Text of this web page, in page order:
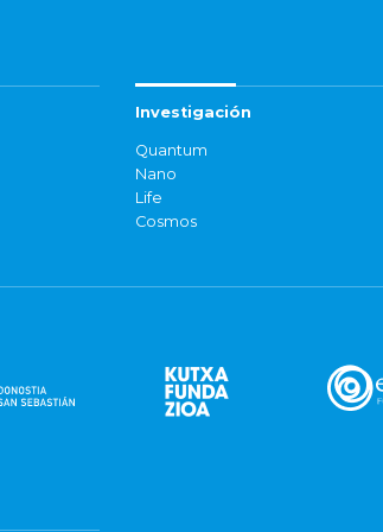
Investigación
Quantum
Nano
Life
Cosmos